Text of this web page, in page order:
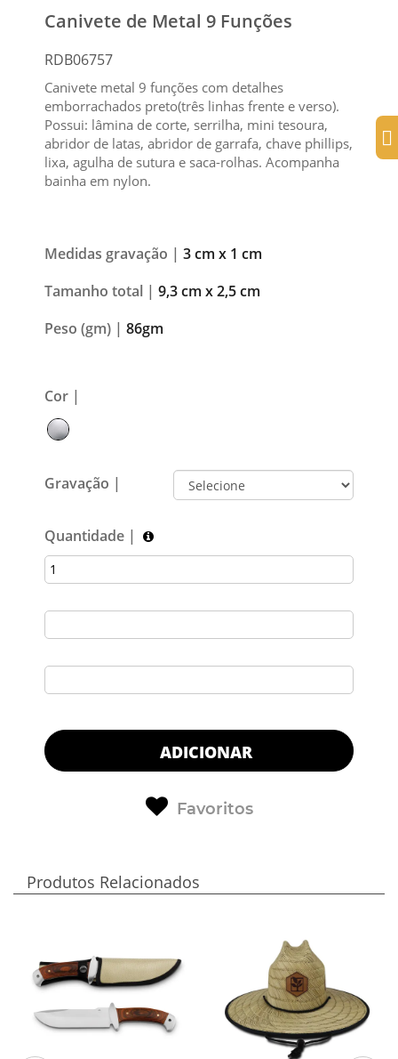
Canivete de Metal 9 Funções
RDB06757
Canivete metal 9 funções com detalhes
emborrachados preto(três linhas frente e verso).
Possui: lâmina de corte, serrilha, mini tesoura,
abridor de latas, abridor de garrafa, chave phillips,
lixa, agulha de sutura e saca-rolhas. Acompanha
bainha em nylon.
Medidas gravação | 3 cm x 1 cm
Tamanho total | 9,3 cm x 2,5 cm
Peso (gm) | 86gm
Cor |
Gravação |
Quantidade |
ADICIONAR
Favoritos
Produtos Relacionados